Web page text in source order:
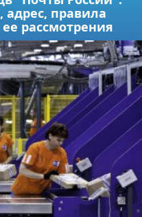
правила
рассмотрения